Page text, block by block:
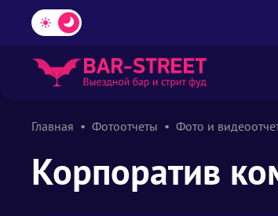
Главная Фотоотчеты Фото и
Корпоратив